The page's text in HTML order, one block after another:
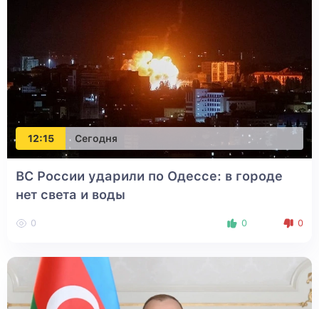
12:15 Сегодня
ВС России ударили по Одессе: в городе
нет света и воды
0 0 0